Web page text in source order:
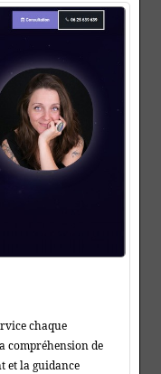
chaque
compréhension de
et la guidance